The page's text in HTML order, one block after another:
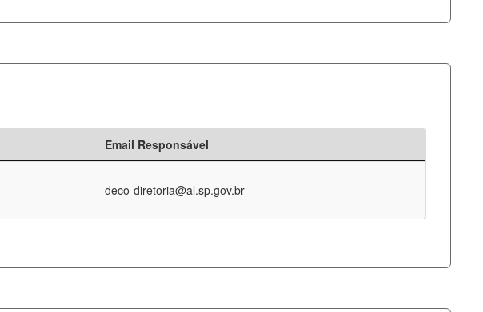
Email Responsável
deco-diretoria@al.sp.gov.br